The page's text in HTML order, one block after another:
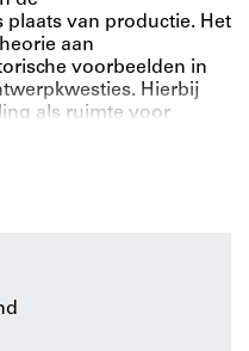
van productie. Het
aan
voorbeelden in
Hierbij
als ruimte voor
ook een middel
van ontwerp aan te